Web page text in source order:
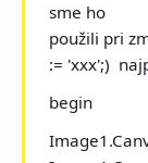
sme ho
použili pri
:= 'xxx';)
begin